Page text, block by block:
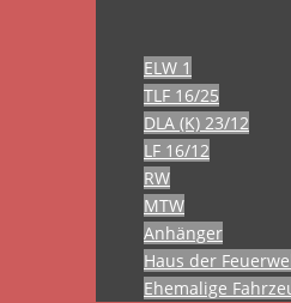
ELW 1
TLF 16/25
DLA (K) 23/12
LF 16/12
RW
MTW
Anhänger
Haus der
Ehemalige